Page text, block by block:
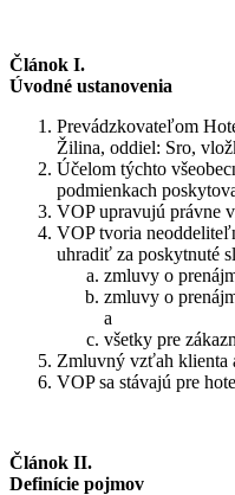
Článok I.
Úvodné ustanovenia
Prevádzkovateľom
Žilina, oddiel: Sro,
Účelom týchto
podmienkach
VOP upravujú právne
VOP tvoria
uhradiť za poskytnuté
zmluvy o
zmluvy o
a
všetky pre
Zmluvný vzťah klienta
VOP sa stávajú pre
Článok II.
Definície pojmov